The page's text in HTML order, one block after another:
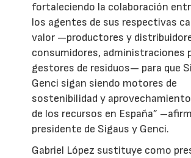
fortaleciendo la colaboración
los agentes de sus respectivas
valor —productores y
consumidores, administraciones
gestores de residuos— para que
Genci sigan siendo motores de
sostenibilidad y
de los recursos en España”
presidente de Sigaus y Genci.
Gabriel López sustituye como